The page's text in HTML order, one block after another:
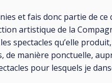
et fais donc partie de ce
artistique de la
spectacles qu’elle
de manière ponctuelle,
pour lesquels je